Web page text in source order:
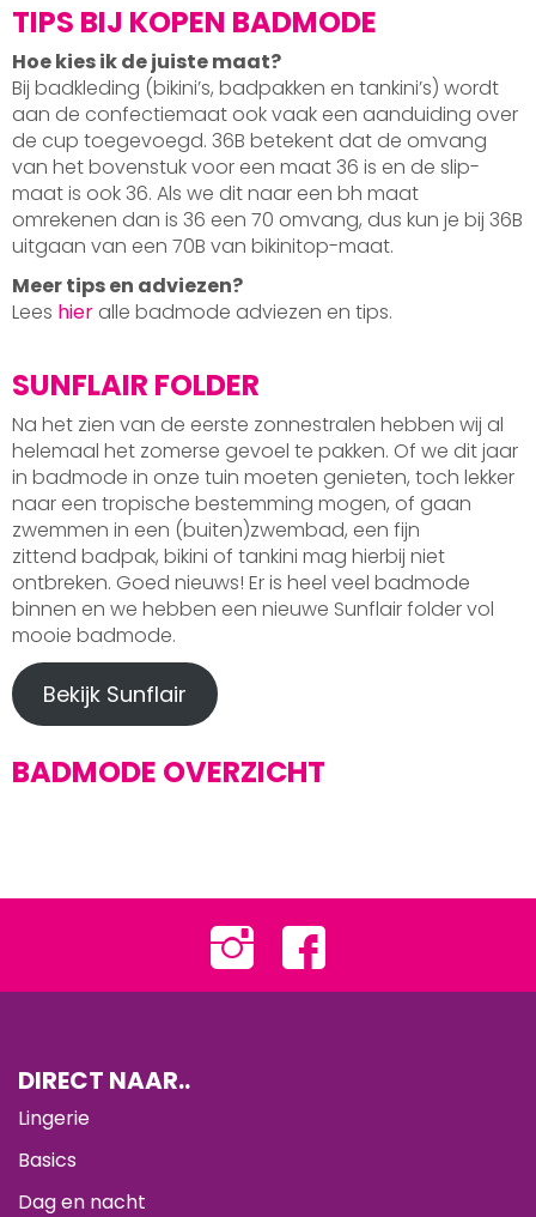
TIPS BIJ KOPEN BADMODE
Hoe kies ik de juiste maat?
Bij badkleding (bikini’s, badpakken en tankini’s) wordt
aan de confectiemaat ook vaak een aanduiding over
de cup toegevoegd. 36B betekent dat de omvang
van het bovenstuk voor een maat 36 is en de slip-
maat is ook 36. Als we dit naar een bh maat
omrekenen dan is 36 een 70 omvang, dus kun je bij 36B
uitgaan van een 70B van bikinitop-maat.
Meer tips en adviezen?
Lees hier alle badmode adviezen en tips.
SUNFLAIR FOLDER
Na het zien van de eerste zonnestralen hebben wij al
helemaal het zomerse gevoel te pakken. Of we dit jaar
in badmode in onze tuin moeten genieten, toch lekker
naar een tropische bestemming mogen, of gaan
zwemmen in een (buiten)zwembad, een fijn
zittend badpak, bikini of tankini mag hierbij niet
ontbreken. Goed nieuws! Er is heel veel badmode
binnen en we hebben een nieuwe Sunflair folder vol
mooie badmode.
Bekijk Sunflair
BADMODE OVERZICHT
DIRECT NAAR..
Lingerie
Basics
Dag en nacht